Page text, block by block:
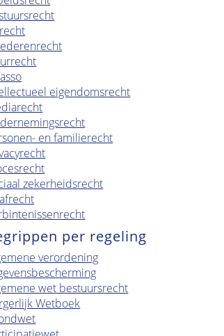
eigendomsrecht
en familierecht
zekerheidsrecht
per regeling
verordening
wet bestuursrecht
Wetboek